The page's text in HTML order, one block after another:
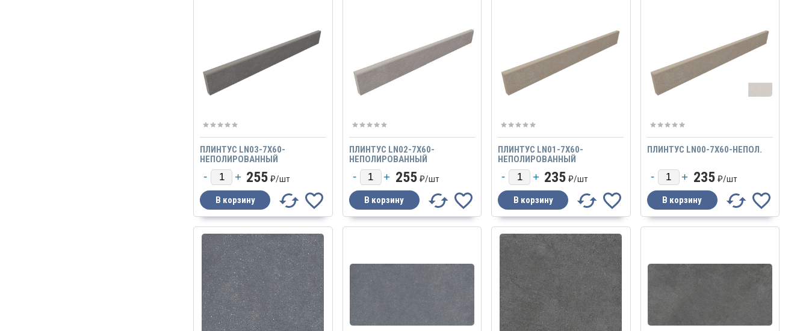
ПЛИНТУС LN03-7X60-
НЕПОЛИРОВАННЫЙ
255 ₽/шт
ПЛИНТУС LN02-7X60-
НЕПОЛИРОВАННЫЙ
255 ₽/шт
ПЛИНТУС LN01-7X60-
НЕПОЛИРОВАННЫЙ
235 ₽/шт
ПЛИНТУС LN00-7X60-НЕПОЛ.
235 ₽/шт